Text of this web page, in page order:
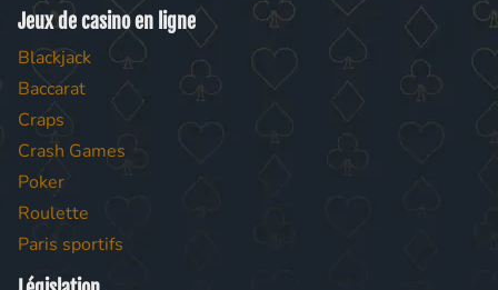
Jeux de casino en ligne
Blackjack
Baccarat
Craps
Crash Games
Poker
Roulette
Paris sportifs